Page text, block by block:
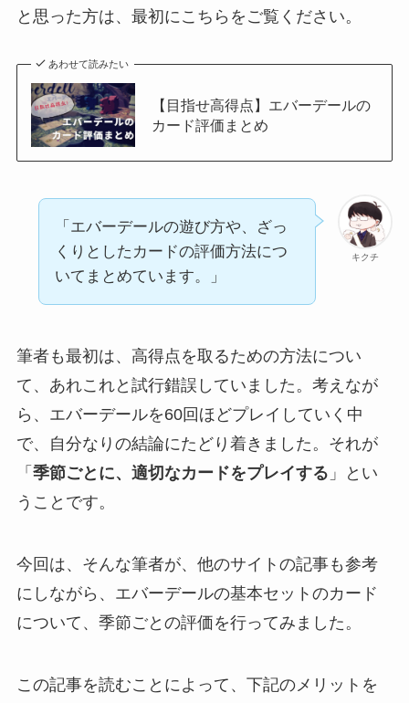
と思った方は、最初にこちらをご覧ください。
あわせて読みたい
【目指せ高得点】エバーデールの
カード評価まとめ
キクチ
「エバーデールの遊び方や、ざっ
くりとしたカードの評価方法につ
いてまとめています。」
筆者も最初は、高得点を取るための方法につい
て、あれこれと試行錯誤していました。考えなが
ら、エバーデールを60回ほどプレイしていく中
で、自分なりの結論にたどり着きました。それが
「 季節ごとに、適切なカードをプレイする 」とい
うことです。
今回は、そんな筆者が、他のサイトの記事も参考
にしながら、エバーデールの基本セットのカード
について、季節ごとの評価を行ってみました。
この記事を読むことによって、下記のメリットを